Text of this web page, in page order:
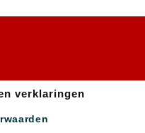
verklaringen